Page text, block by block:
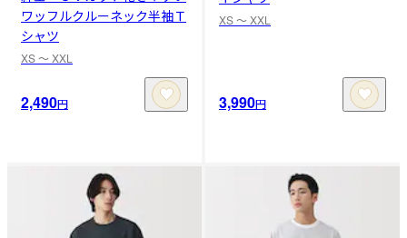
ワッフルクルーネック半袖Ｔ
シャツ
XS 〜 XXL
2,490円
XS 〜 XXL
3,990円